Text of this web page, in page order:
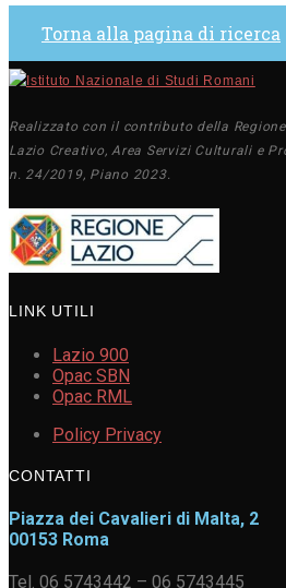
Torna alla pagina di ricerca
Realizzato con il contributo della
Lazio Creativo, Area Servizi Culturali e
n. 24/2019, Piano 2023.
LINK UTILI
Lazio 900
Opac SBN
Opac RML
Policy Privacy
CONTATTI
Piazza dei Cavalieri di Malta, 2
00153 Roma
Tel. 06 5743442 – 06 5743445